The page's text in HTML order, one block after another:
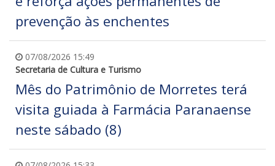
prevenção às enchentes
07/08/2026 15:49
Secretaria de Cultura e Turismo
Mês do Patrimônio de Morretes terá
visita guiada à Farmácia Paranaense
neste sábado (8)